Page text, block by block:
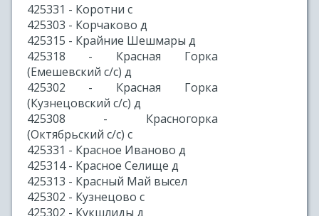
425331 - Коротни с
425303 - Корчаково д
425315 - Крайние Шешмары д
425318 - Красная Горка
(Емешевский с/с) д
425302 - Красная Горка
(Кузнецовский с/с) д
425308 - Красногорка
(Октябрьский с/с) с
425331 - Красное Иваново д
425314 - Красное Селище д
425313 - Красный Май высел
425302 - Кузнецово с
425302 - Кукшлиды д